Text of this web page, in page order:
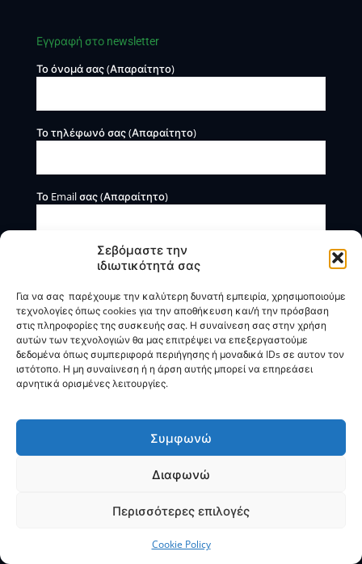
Σεβόμαστε την
ιδιωτικότητά σας
Για να σας παρέχουμε την καλύτερη δυνατή εμπειρία, χρησιμοποιούμε
τεχνολογίες όπως cookies για την αποθήκευση και/ή την πρόσβαση
στις πληροφορίες της συσκευής σας. Η συναίνεση σας στην χρήση
αυτών των τεχνολογιών θα μας επιτρέψει να επεξεργαστούμε
δεδομένα όπως συμπεριφορά περιήγησης ή μοναδικά IDs σε αυτον τον
ιστότοπο. Η μη συναίινεση ή η άρση αυτής μπορεί να επηρεάσει
αρνητικά ορισμένες λειτουργίες.
Συμφωνώ
Διαφωνώ
Περισσότερες επιλογές
Cookie Policy
Εγγραφή στο newsletter
Το όνομά σας (Απαραίτητο)
Το τηλέφωνό σας (Απαραίτητο)
Το Email σας (Απαραίτητο)
Η BOXmind παρέχει πληροφοριακές και συμβουλευτικές
υπηρεσίες. Δεν προσφέρει υπηρεσίες ρύθμισης ή
διαγραφής οφειλών.
byVNG